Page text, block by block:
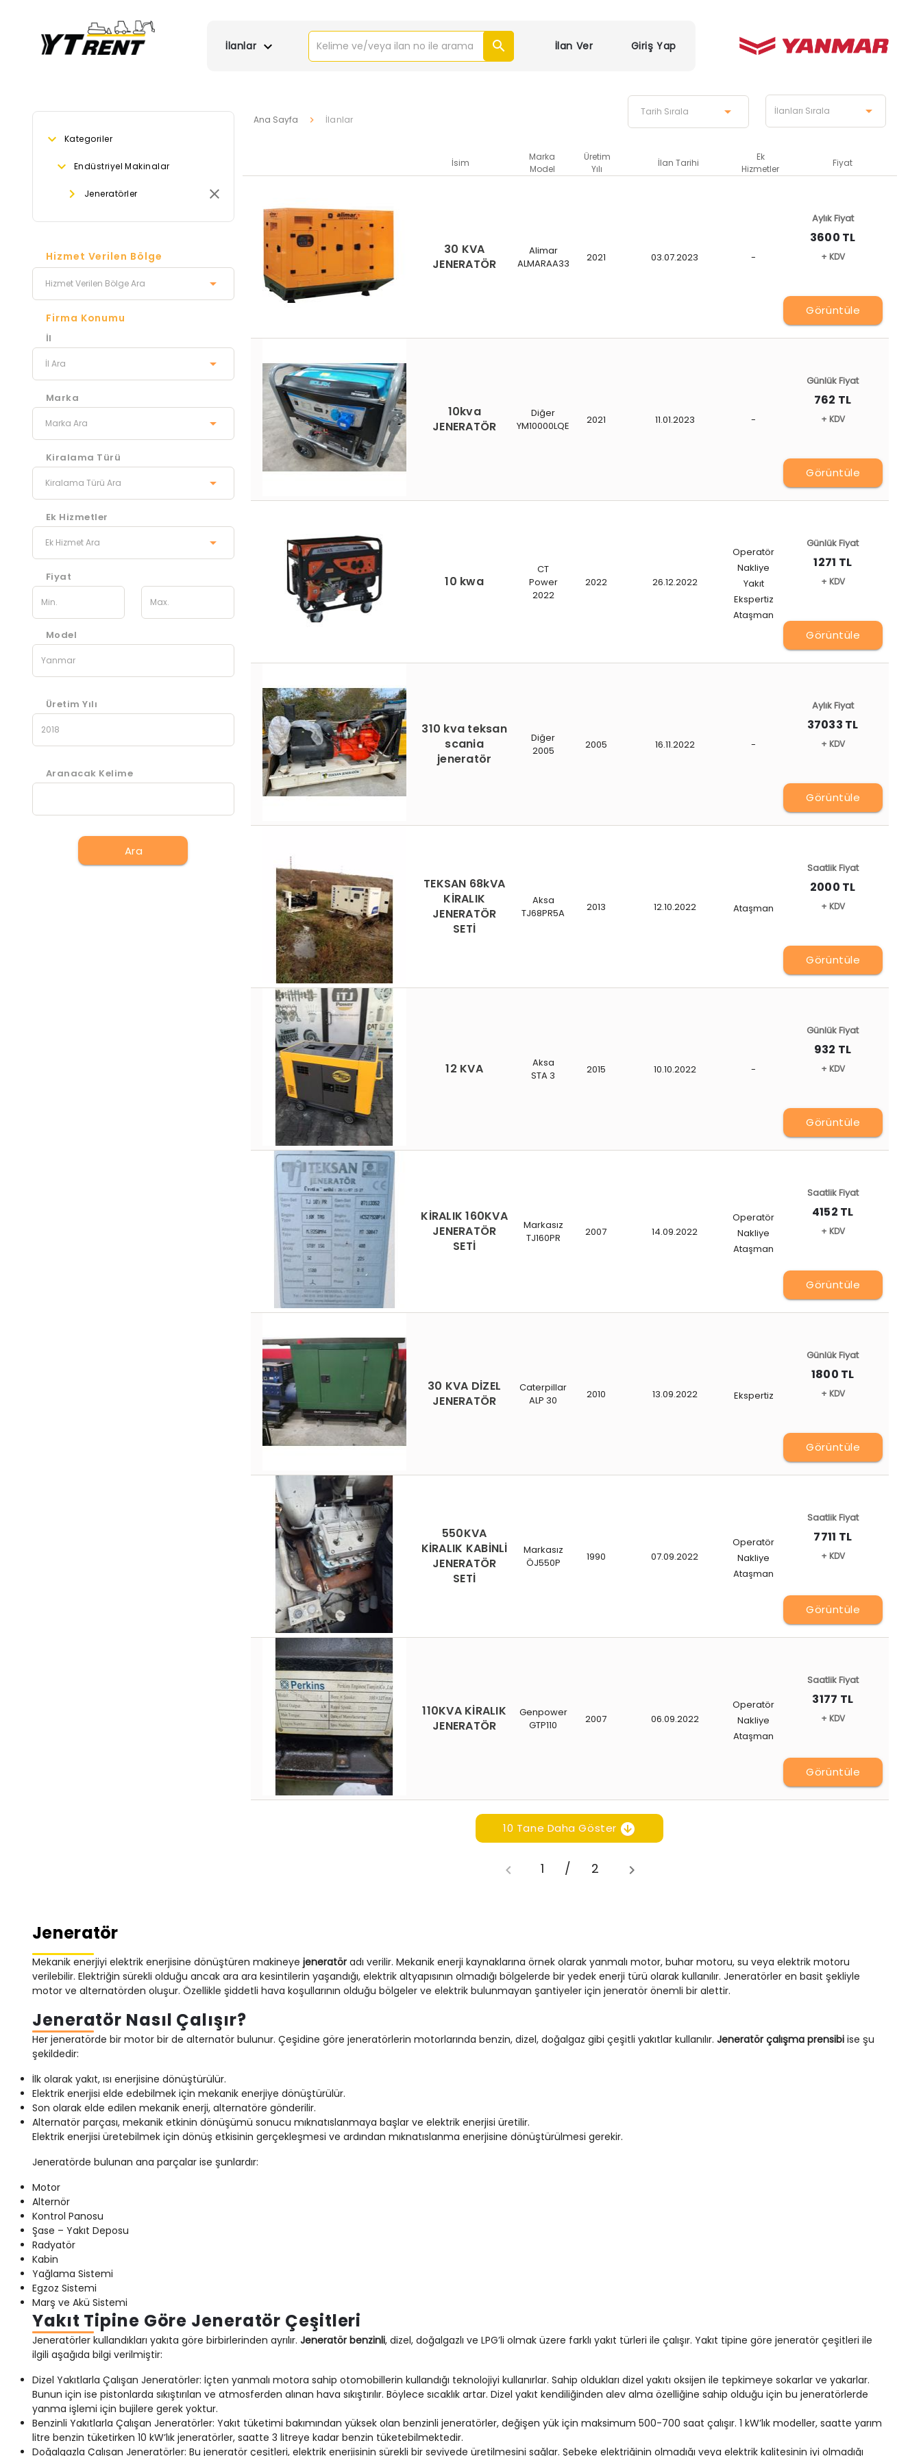
İlanlar İlan Ver Giriş Yap
Kategoriler
Endüstriyel Makinalar
Jeneratörler
Hizmet Verilen Bölge
Firma Konumu
İl
Marka
Kiralama Türü
Ek Hizmetler
Fiyat
Model
Üretim Yılı
Aranacak Kelime
Ara
Ana Sayfa İlanlar
İsim
Marka
Model
Üretim
Yılı
İlan Tarihi
Ek
Hizmetler
Fiyat
30 KVA
JENERATÖR
Alimar
ALMARAA33
2021 03.07.2023 -
Aylık Fiyat
3600 TL
+ KDV
Görüntüle
10kva
JENERATÖR
Diğer
YM10000LQE
2021 11.01.2023 -
Günlük Fiyat
762 TL
+ KDV
Görüntüle
10 kwa
CT
Power
2022
2022 26.12.2022
Operatör
Nakliye
Yakıt
Ekspertiz
Ataşman
Günlük Fiyat
1271 TL
+ KDV
Görüntüle
310 kva teksan
scania
jeneratör
Diğer
2005
2005 16.11.2022 -
Aylık Fiyat
37033 TL
+ KDV
Görüntüle
TEKSAN 68kVA
KİRALIK
JENERATÖR
SETİ
Aksa
TJ68PR5A
2013 12.10.2022 Ataşman
Saatlik Fiyat
2000 TL
+ KDV
Görüntüle
12 KVA
Aksa
STA 3
2015 10.10.2022 -
Günlük Fiyat
932 TL
+ KDV
Görüntüle
KİRALIK 160KVA
JENERATÖR
SETİ
Markasız
TJ160PR
2007 14.09.2022
Operatör
Nakliye
Ataşman
Saatlik Fiyat
4152 TL
+ KDV
Görüntüle
30 KVA DİZEL
JENERATÖR
Caterpillar
ALP 30
2010 13.09.2022 Ekspertiz
Günlük Fiyat
1800 TL
+ KDV
Görüntüle
550KVA
KİRALIK KABİNLİ
JENERATÖR
SETİ
Markasız
ÖJ550P
1990 07.09.2022
Operatör
Nakliye
Ataşman
Saatlik Fiyat
7711 TL
+ KDV
Görüntüle
110KVA KİRALIK
JENERATÖR
Genpower
GTP110
2007 06.09.2022
Operatör
Nakliye
Ataşman
Saatlik Fiyat
3177 TL
+ KDV
Görüntüle
10 Tane Daha Göster
1 / 2
Jeneratör
Mekanik enerjiyi elektrik enerjisine dönüştüren makineye jeneratör adı verilir. Mekanik enerji kaynaklarına örnek olarak yanmalı motor, buhar motoru, su veya elektrik motoru
verilebilir. Elektriğin sürekli olduğu ancak ara ara kesintilerin yaşandığı, elektrik altyapısının olmadığı bölgelerde bir yedek enerji türü olarak kullanılır. Jeneratörler en basit şekliyle
motor ve alternatörden oluşur. Özellikle şiddetli hava koşullarının olduğu bölgeler ve elektrik bulunmayan şantiyeler için jeneratör önemli bir alettir.
Jeneratör Nasıl Çalışır?
Her jeneratörde bir motor bir de alternatör bulunur. Çeşidine göre jeneratörlerin motorlarında benzin, dizel, doğalgaz gibi çeşitli yakıtlar kullanılır. Jeneratör çalışma prensibi ise şu
şekildedir:
İlk olarak yakıt, ısı enerjisine dönüştürülür.
Elektrik enerjisi elde edebilmek için mekanik enerjiye dönüştürülür.
Son olarak elde edilen mekanik enerji, alternatöre gönderilir.
Alternatör parçası, mekanik etkinin dönüşümü sonucu mıknatıslanmaya başlar ve elektrik enerjisi üretilir.
Elektrik enerjisi üretebilmek için dönüş etkisinin gerçekleşmesi ve ardından mıknatıslanma enerjisine dönüştürülmesi gerekir.
Jeneratörde bulunan ana parçalar ise şunlardır:
Motor
Alternör
Kontrol Panosu
Şase – Yakıt Deposu
Radyatör
Kabin
Yağlama Sistemi
Egzoz Sistemi
Marş ve Akü Sistemi
Yakıt Tipine Göre Jeneratör Çeşitleri
Jeneratörler kullandıkları yakıta göre birbirlerinden ayrılır. Jeneratör benzinli, dizel, doğalgazlı ve LPG’li olmak üzere farklı yakıt türleri ile çalışır. Yakıt tipine göre jeneratör çeşitleri ile
ilgili aşağıda bilgi verilmiştir:
Dizel Yakıtlarla Çalışan Jeneratörler: İçten yanmalı motora sahip otomobillerin kullandığı teknolojiyi kullanırlar. Sahip oldukları dizel yakıtı oksijen ile tepkimeye sokarlar ve yakarlar.
Bunun için ise pistonlarda sıkıştırılan ve atmosferden alınan hava sıkıştırılır. Böylece sıcaklık artar. Dizel yakıt kendiliğinden alev alma özelliğine sahip olduğu için bu jeneratörlerde
yanma işlemi için bujilere gerek yoktur.
Benzinli Yakıtlarla Çalışan Jeneratörler: Yakıt tüketimi bakımından yüksek olan benzinli jeneratörler, değişen yük için maksimum 500-700 saat çalışır. 1 kW’lık modeller, saatte yarım
litre benzin tüketirken 10 kW’lık jeneratörler, saatte 3 litreye kadar benzin tüketebilmektedir.
Doğalgazla Çalışan Jeneratörler: Bu jeneratör çeşitleri, elektrik enerjisinin sürekli bir seviyede üretilmesini sağlar. Şebeke elektriğinin olmadığı veya elektrik kalitesinin iyi olmadığı